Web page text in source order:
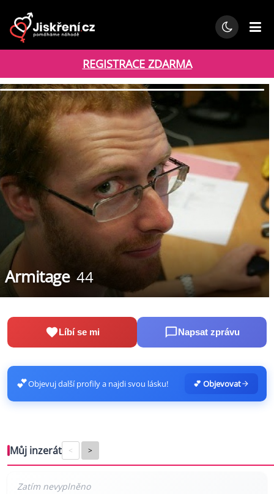
REGISTRACE ZDARMA
Armitage 44
Líbí se mi Napsat zprávu
💕Objevuj další profily a najdi svou lásku! 💕 Objevovat
Můj inzerát < >